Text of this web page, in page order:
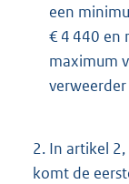
een
€ 4 440 en
maximum
2. In artikel
komt de